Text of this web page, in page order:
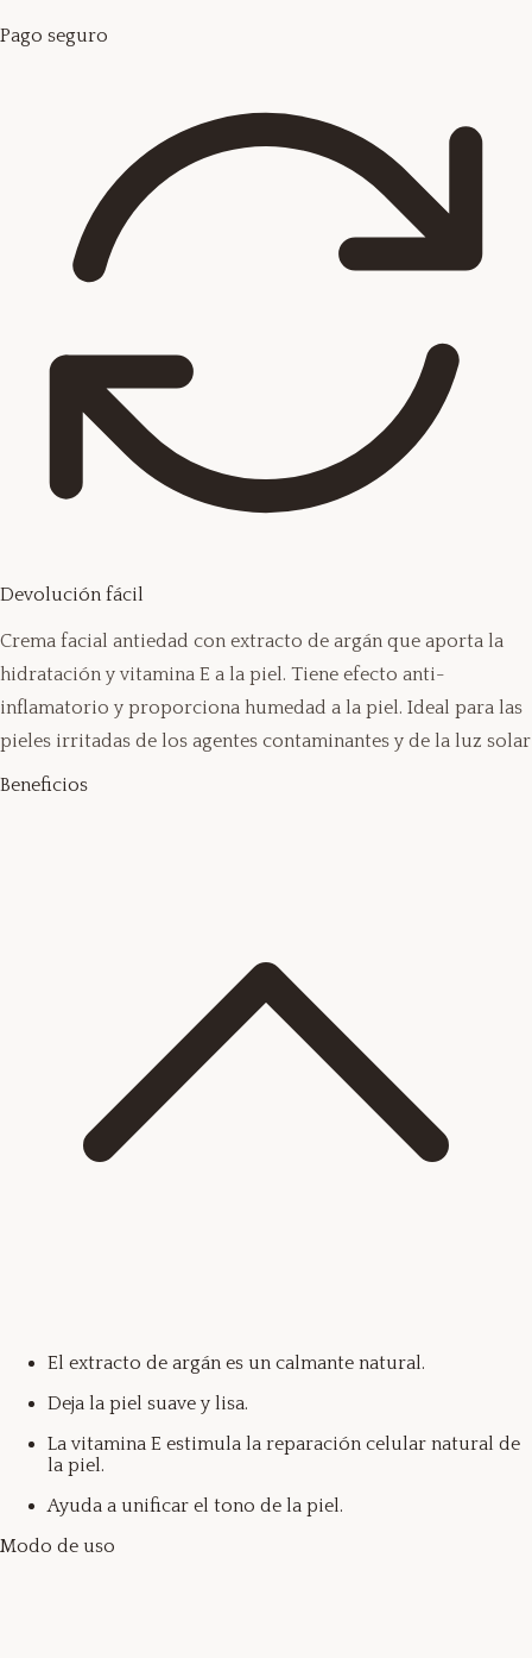
Pago seguro
Devolución fácil
Crema facial antiedad con extracto de argán que aporta la
hidratación y vitamina E a la piel. Tiene efecto anti-
inflamatorio y proporciona humedad a la piel. Ideal para las
pieles irritadas de los agentes contaminantes y de la luz solar
Beneficios
El extracto de argán es un calmante natural.
Deja la piel suave y lisa.
La vitamina E estimula la reparación celular natural de
la piel.
Ayuda a unificar el tono de la piel.
Modo de uso